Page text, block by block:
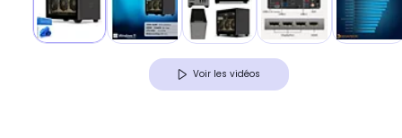
Voir les vidéos